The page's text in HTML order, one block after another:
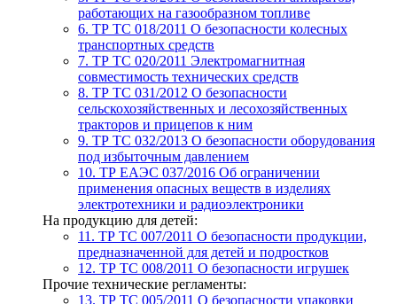
работающих на газообразном топливе
6. ТР ТС 018/2011 О безопасности колесных
транспортных средств
7. TР ТС 020/2011 Электромагнитная
совместимость технических средств
8. ТР ТС 031/2012 О безопасности
сельскохозяйственных и лесохозяйственных
тракторов и прицепов к ним
9. ТР ТС 032/2013 О безопасности оборудования
под избыточным давлением
10. ТР ЕАЭС 037/2016 Об ограничении
применения опасных веществ в изделиях
электротехники и радиоэлектроники
На продукцию для детей:
11. ТР ТС 007/2011 О безопасности продукции,
предназначенной для детей и подростков
12. ТР ТС 008/2011 О безопасности игрушек
Прочие технические регламенты:
13. ТР ТС 005/2011 О безопасности упаковки